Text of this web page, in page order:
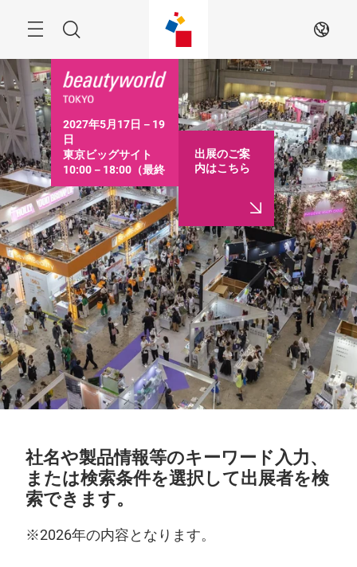
す
る
索
JA
2027年5月17日－19
日
東京ビッグサイト
10:00－18:00（最終
日は16:30まで）
出展のご案
内はこちら
社名や製品情報等のキーワード入力、
または検索条件を選択して出展者を検
索できます。
※2026年の内容となります。